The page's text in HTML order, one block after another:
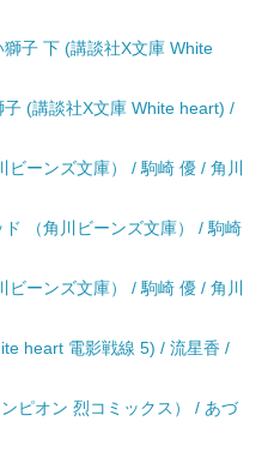
子 下 (講談社X文庫 White
(講談社X文庫 White heart) /
ーンズ文庫） / 駒崎 優 / 角川
（角川ビーンズ文庫） / 駒崎
ーンズ文庫） / 駒崎 優 / 角川
heart 電影戦線 5) / 流星香 /
ピオン 烈コミックス） / あづ